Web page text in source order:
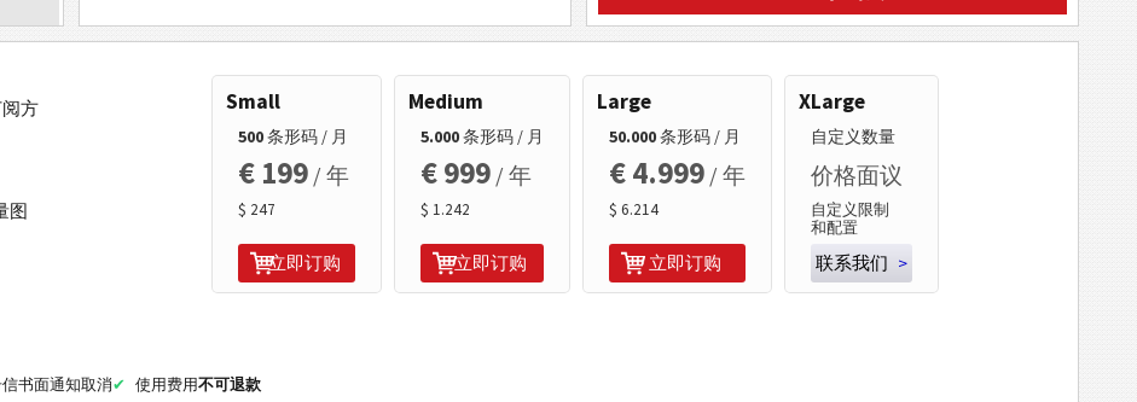
方
图
Small
500条形码 / 月
€ 199 / 年
$ 247
立即订购
Medium
5.000条形码 / 月
€ 999 / 年
$ 1.242
立即订购
Large
50.000条形码 / 月
€ 4.999 / 年
$ 6.214
立即订购
XLarge
自定义数量
价格面议
自定义限制
和配置
联系我们 >
书面通知取消 使用费用不可退款